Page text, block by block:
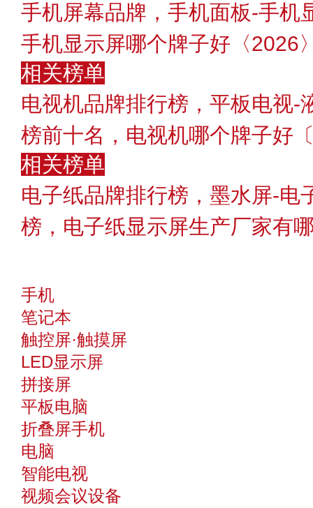
手机屏幕品牌，手机面板-手机
手机显示屏哪个牌子好〈2026
相关榜单
电视机品牌排行榜，平板电视-
榜前十名，电视机哪个牌子好
相关榜单
电子纸品牌排行榜，墨水屏-电
榜，电子纸显示屏生产厂家有
手机
笔记本
触控屏·触摸屏
LED显示屏
拼接屏
平板电脑
折叠屏手机
电脑
智能电视
视频会议设备